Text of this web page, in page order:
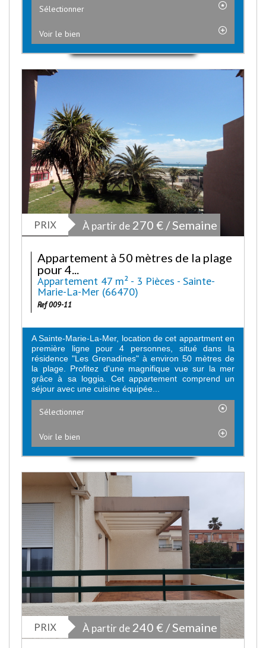
Sélectionner
Voir le bien
PRIX À partir de 270 € / Semaine
Appartement à 50 mètres de la plage
pour 4...
Appartement 47 m² - 3 Pièces - Sainte-
Marie-La-Mer (66470)
Ref 009-11
A Sainte-Marie-La-Mer, location de cet appartment en
première ligne pour 4 personnes, situé dans la
résidence "Les Grenadines" à environ 50 mètres de
la plage. Profitez d'une magnifique vue sur la mer
grâce à sa loggia. Cet appartement comprend un
séjour avec une cuisine équipée...
Sélectionner
Voir le bien
PRIX À partir de 240 € / Semaine